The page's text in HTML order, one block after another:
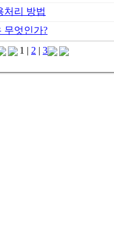
처리 방법
무엇인가?
1 | 2 | 3